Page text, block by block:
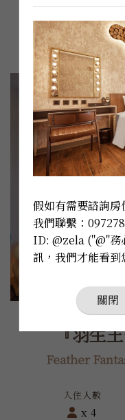
『羽生
Feather
x 4
假如有需要諮詢
我們聯繫：
ID: @zela ("@"務
訊，我們才能看
關閉